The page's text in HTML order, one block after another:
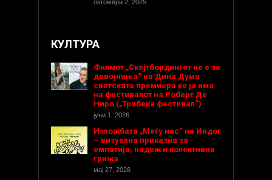
октомври 2, 2025
КУЛТУРА
Филмот „Скејтбордингот не е за
девојчиња“ на Дина Дума
светската премиера ќе ја има
на фестивалот на Роберт Де
Ниро („Трибека фестивал“)
јуни 1, 2026
Изложбата „Меѓу нас“ на Индог
– визуелна приказна за
емпатија, надеж и колективна
грижа
мај 27, 2026